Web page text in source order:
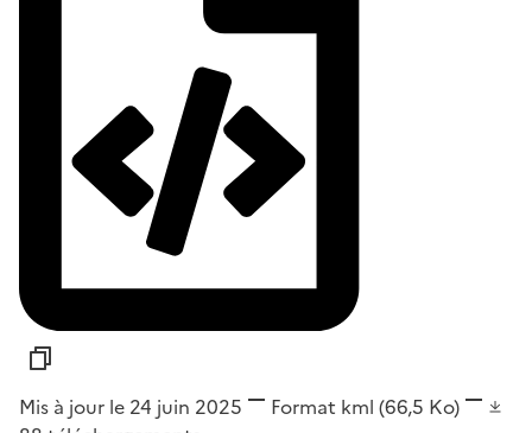
Mis à jour le 24 juin 2025 Format kml (66,5 Ko)